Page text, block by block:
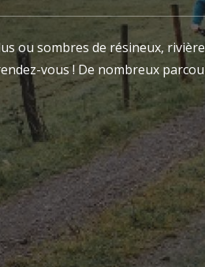
ou sombres de résineux,
vous ! De nombreux